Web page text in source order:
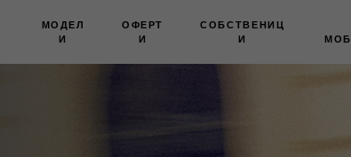
МОДЕЛ
И
ОФЕРТ
И
СОБСТВЕНИЦ
И